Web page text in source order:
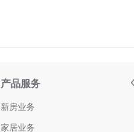
产品服务
新房业务
家居业务